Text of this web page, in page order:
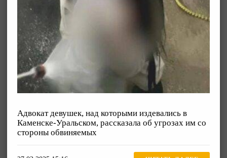
Адвокат девушек, над которыми издевались в
Каменске-Уральском, рассказала об угрозах им со
стороны обвиняемых